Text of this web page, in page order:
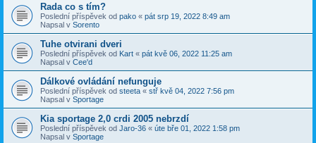
Rada co s tím?
Poslední příspěvek od pako « pát srp 19, 2022 8:49 am
Napsal v Sorento
Tuhe otvirani dveri
Poslední příspěvek od Kart « pát kvě 06, 2022 11:25 am
Napsal v Cee'd
Dálkové ovládání nefunguje
Poslední příspěvek od steeta « stř kvě 04, 2022 7:56 pm
Napsal v Sportage
Kia sportage 2,0 crdi 2005 nebrzdí
Poslední příspěvek od Jaro-36 « úte bře 01, 2022 1:58 pm
Napsal v Sportage